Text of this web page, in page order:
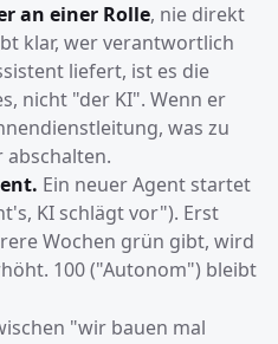
an einer Rolle, nie direkt
klar, wer verantwortlich
liefert, ist es die
nicht "der KI". Wenn er
was zu
Ein neuer Agent startet
KI schlägt vor"). Erst
Wochen grün gibt, wird
100 ("Autonom") bleibt
"wir bauen mal